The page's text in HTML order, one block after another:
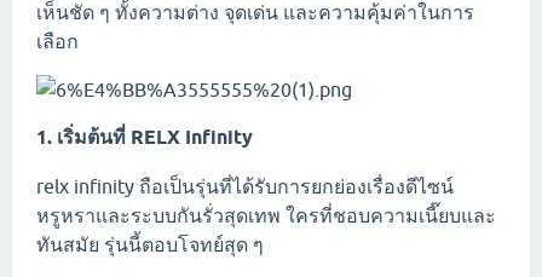
เห็นชัด ๆ ทั้งความต่าง จุดเด่น และความคุ้มค่าในการ
เลือก
1. เริ่มต้นที่ RELX Infinity
relx infinity ถือเป็นรุ่นที่ได้รับการยกย่องเรื่องดีไซน์
หรูหราและระบบกันรั่วสุดเทพ ใครที่ชอบความเนี๊ยบและ
ทันสมัย รุ่นนี้ตอบโจทย์สุด ๆ